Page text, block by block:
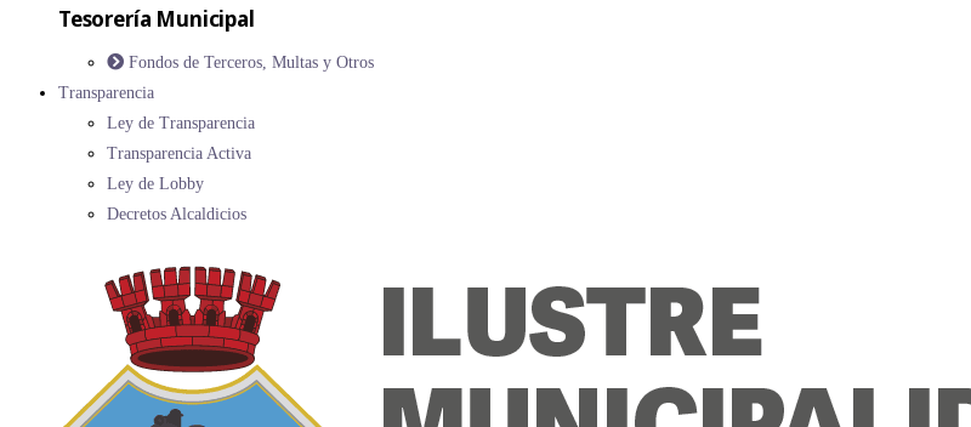
Tesorería Municipal
Fondos de Terceros, Multas y Otros
Transparencia
Ley de Transparencia
Transparencia Activa
Ley de Lobby
Decretos Alcaldicios